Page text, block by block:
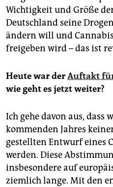
Wichtigkeit und Größe
Deutschland seine
ändern will und
freigeben wird – das ist
Heute war derAuftakt
wie geht es jetzt weiter?
Ich gehe davon aus, dass
kommenden Jahres
gestellten Entwurf eines
werden. Diese
insbesondere auf
ziemlich lange. Mit den